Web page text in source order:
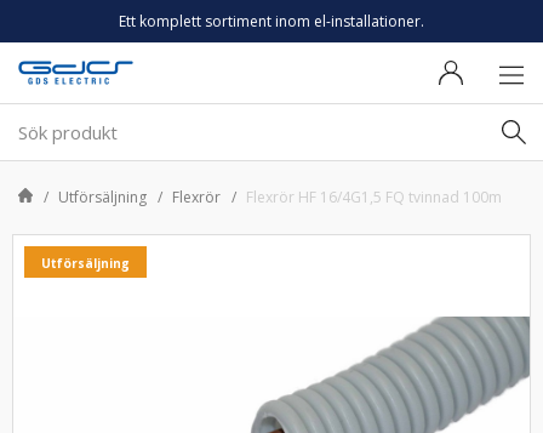
Ett komplett sortiment inom el-installationer.
Utförsäljning Flexrör Flexrör HF 16/4G1,5 FQ tvinnad 100m
Utförsäljning